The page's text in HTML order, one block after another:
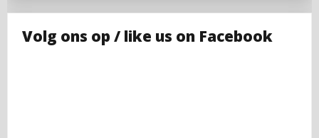
Volg ons op / like us on Facebook